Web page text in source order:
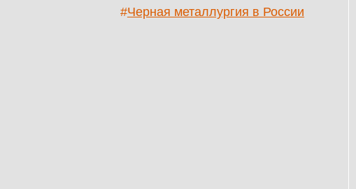
#Черная металлургия в России